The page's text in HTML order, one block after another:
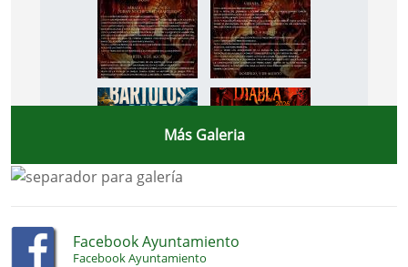
Más Galeria
Facebook Ayuntamiento
Facebook Ayuntamiento